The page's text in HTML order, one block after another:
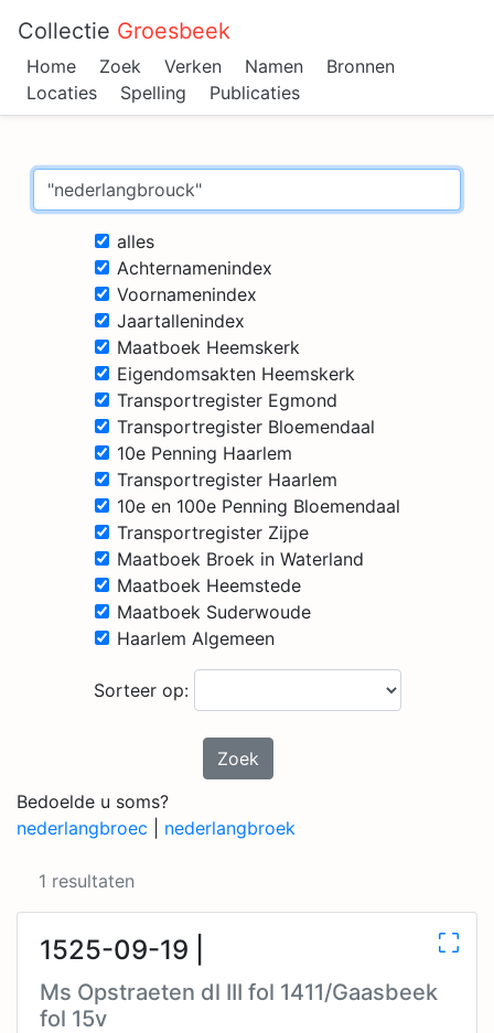
Collectie Groesbeek
Home Zoek Verken Namen
Bronnen
Locaties
Spelling Publicaties
alles
Achternamenindex
Voornamenindex
Jaartallenindex
Maatboek Heemskerk
Eigendomsakten Heemskerk
Transportregister Egmond
Transportregister Bloemendaal
10e Penning Haarlem
Transportregister Haarlem
10e en 100e Penning Bloemendaal
Transportregister Zijpe
Maatboek Broek in Waterland
Maatboek Heemstede
Maatboek Suderwoude
Haarlem Algemeen
Sorteer op:
Zoek
Bedoelde u soms?
nederlangbroec
nederlangbroek
1 resultaten
1525-09-19 |
Ms Opstraeten dl III fol 1411/Gaasbeek
fol 15v